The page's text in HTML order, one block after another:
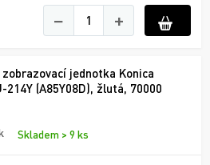
− +
jednotka Konica
214Y (A85Y08D), žlutá, 70000
Skladem > 9 ks